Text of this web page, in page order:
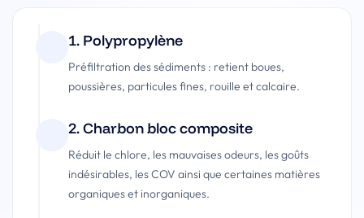
1. Polypropylène
Préfiltration des sédiments : retient boues,
poussières, particules fines, rouille et calcaire.
2. Charbon bloc composite
Réduit le chlore, les mauvaises odeurs, les goûts
indésirables, les COV ainsi que certaines matières
organiques et inorganiques.